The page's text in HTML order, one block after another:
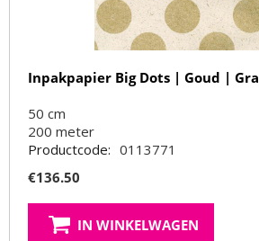
Inpakpapier Big Dots | Goud |
50 cm
200 meter
Productcode: 0113771
€136.50
IN WINKELWAGEN